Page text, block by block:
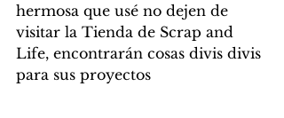
hermosa que usé no dejen de
visitar la Tienda de Scrap and
Life, encontrarán cosas divis divis
para sus proyectos